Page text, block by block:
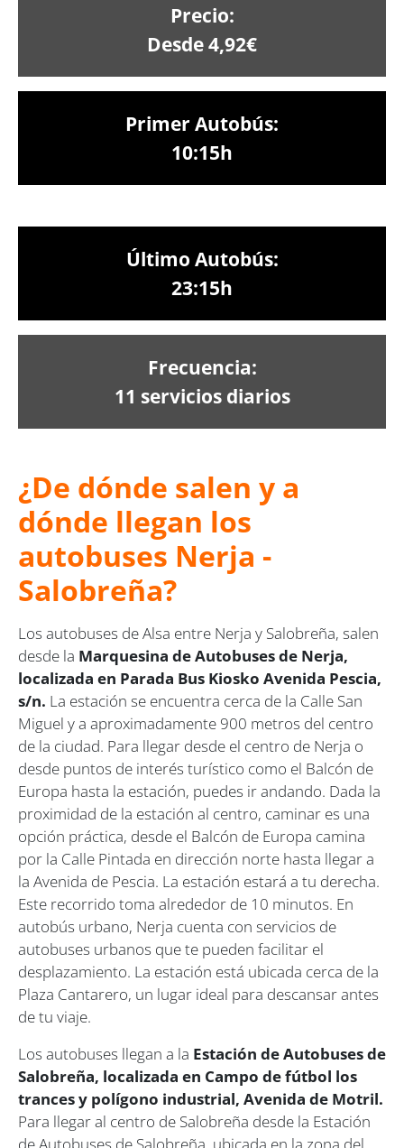
Precio:
Desde 4,92€
Primer Autobús:
10:15h
Último Autobús:
23:15h
Frecuencia:
11 servicios diarios
¿De dónde salen y a
dónde llegan los
autobuses Nerja -
Salobreña?
Los autobuses de Alsa entre Nerja y Salobreña, salen
desde la Marquesina de Autobuses de Nerja,
localizada en Parada Bus Kiosko Avenida Pescia,
s/n. La estación se encuentra cerca de la Calle San
Miguel y a aproximadamente 900 metros del centro
de la ciudad. Para llegar desde el centro de Nerja o
desde puntos de interés turístico como el Balcón de
Europa hasta la estación, puedes ir andando. Dada la
proximidad de la estación al centro, caminar es una
opción práctica, desde el Balcón de Europa camina
por la Calle Pintada en dirección norte hasta llegar a
la Avenida de Pescia. La estación estará a tu derecha.
Este recorrido toma alrededor de 10 minutos. En
autobús urbano, Nerja cuenta con servicios de
autobuses urbanos que te pueden facilitar el
desplazamiento. La estación está ubicada cerca de la
Plaza Cantarero, un lugar ideal para descansar antes
de tu viaje.
Los autobuses llegan a la Estación de Autobuses de
Salobreña, localizada en Campo de fútbol los
trances y polígono industrial, Avenida de Motril.
Para llegar al centro de Salobreña desde la Estación
de Autobuses de Salobreña, ubicada en la zona del